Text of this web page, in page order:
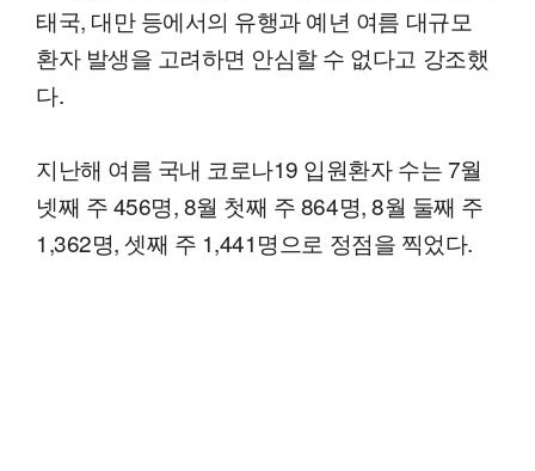
태국, 대만 등에서의 유행과 예년 여름 대규모
환자 발생을 고려하면 안심할 수 없다고 강조했
다.
지난해 여름 국내 코로나19 입원환자 수는 7월
넷째 주 456명, 8월 첫째 주 864명, 8월 둘째 주
1,362명, 셋째 주 1,441명으로 정점을 찍었다.